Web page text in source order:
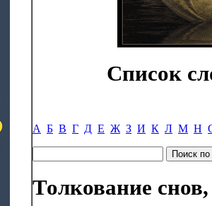
Список
А Б В Г Д Е Ж З И К Л М Н
Толкование